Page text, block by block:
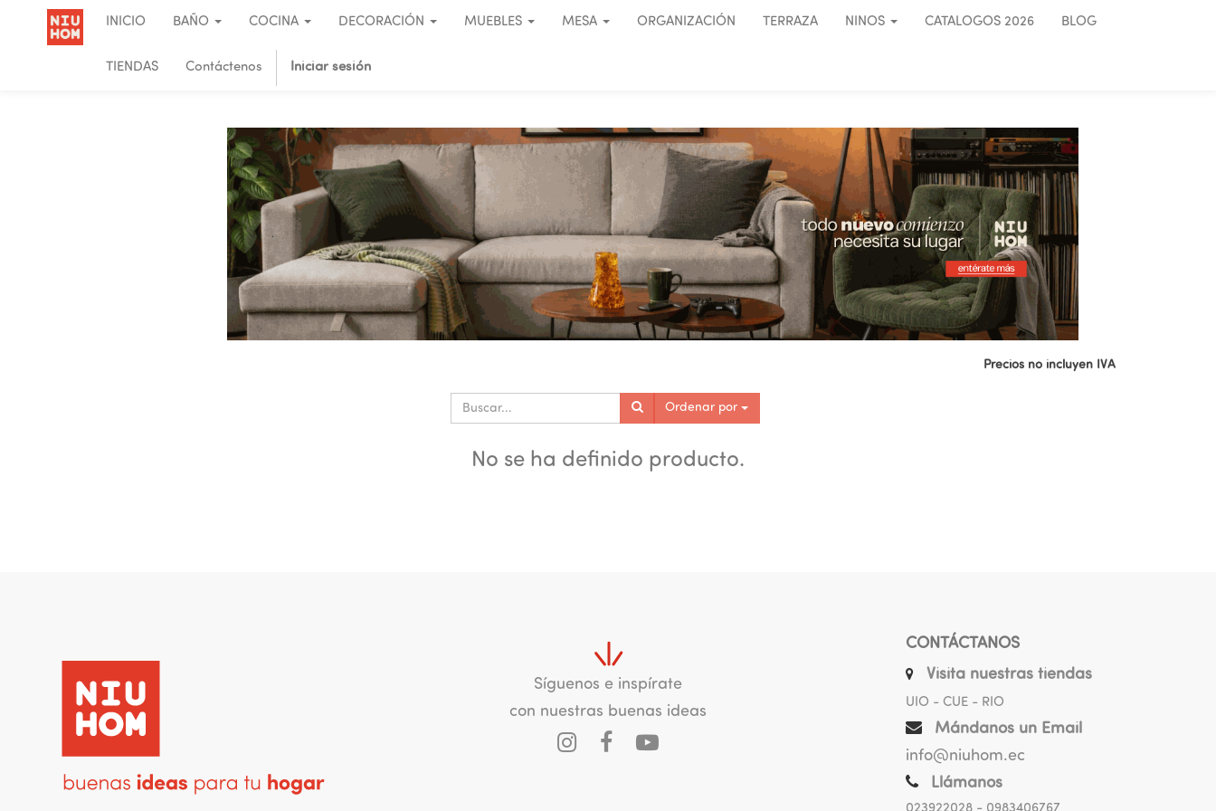
INICIO BAÑO COCINA DECORACIÓN MUEBLES MESA ORGANIZACIÓN TERRAZA NINOS CATALOGOS 2026 BLOG
TIENDAS Contáctenos Iniciar sesión
.
Precios no incluyen IVA
Ordenar por
No se ha definido producto.
Síguenos e inspírate
con nuestras buenas ideas
CONTÁCTANOS
Visita nuestras tiendas
UIO - CUE - RIO
Mándanos un Email
info@niuhom.ec
Llámanos